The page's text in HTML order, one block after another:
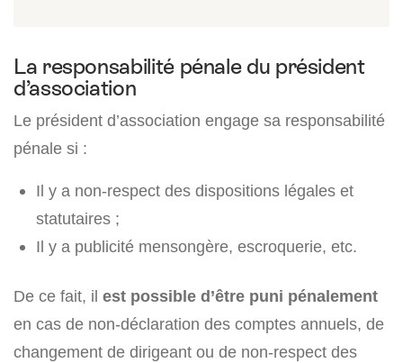
La responsabilité pénale du président
d’association
Le président d’association engage sa responsabilité
pénale si :
Il y a non-respect des dispositions légales et
statutaires ;
Il y a publicité mensongère, escroquerie, etc.
De ce fait, il est possible d’être puni pénalement
en cas de non-déclaration des comptes annuels, de
changement de dirigeant ou de non-respect des